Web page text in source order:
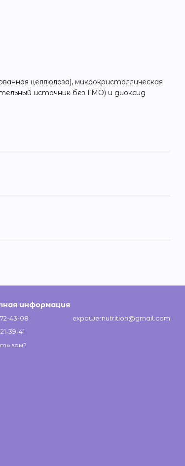
целлюлоза), микрокристаллическая
источник без ГМО) и диоксид
информация
43-08
39-41
вам?
expowernutrition@gmail.com